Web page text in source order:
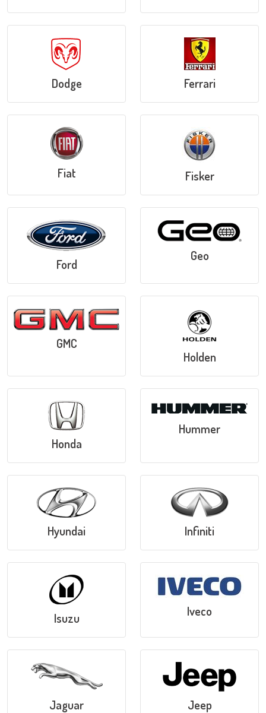
Dodge Ferrari
Fiat Fisker
Ford
Geo
GMC
Holden
Honda
Hummer
Hyundai Infiniti
Isuzu Iveco
Jaguar Jeep